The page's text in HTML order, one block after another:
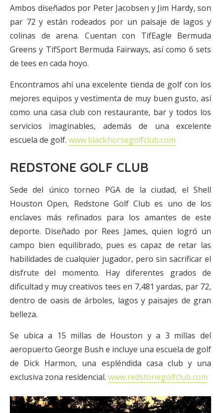
Ambos diseñados por Peter Jacobsen y Jim Hardy, son
par 72 y están rodeados por un paisaje de lagos y
colinas de arena. Cuentan con TifEagle Bermuda
Greens y TifSport Bermuda Fairways, así como 6 sets
de tees en cada hoyo.
Encontramos ahí una excelente tienda de golf con los
mejores equipos y vestimenta de muy buen gusto, así
como una casa club con restaurante, bar y todos los
servicios imaginables, además de una excelente
escuela de golf. www.blackhorsegolfclub.com
REDSTONE GOLF CLUB
Sede del único torneo PGA de la ciudad, el Shell
Houston Open, Redstone Golf Club es uno de los
enclaves más refinados para los amantes de este
deporte. Diseñado por Rees James, quien logró un
campo bien equilibrado, pues es capaz de retar las
habilidades de cualquier jugador, pero sin sacrificar el
disfrute del momento. Hay diferentes grados de
dificultad y muy creativos tees en 7,481 yardas, par 72,
dentro de oasis de árboles, lagos y paisajes de gran
belleza.
Se ubica a 15 millas de Houston y a 3 millas del
aeropuerto George Bush e incluye una escuela de golf
de Dick Harmon, una espléndida casa club y una
exclusiva zona residencial. www.redstonegolfclub.com